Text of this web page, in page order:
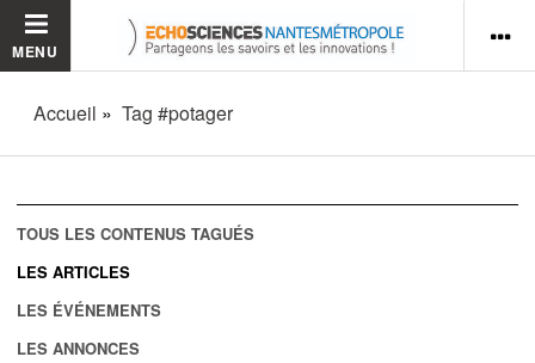
MENU
Accueil Tag #potager
TOUS LES CONTENUS TAGUÉS
LES ARTICLES
LES ÉVÉNEMENTS
LES ANNONCES